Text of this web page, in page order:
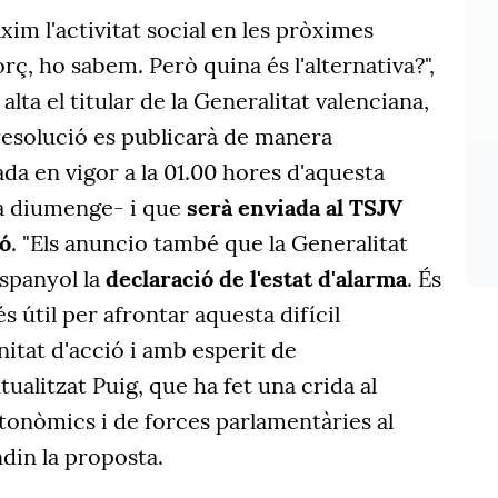
l'activitat social en les pròximes
ho sabem. Però quina és l'alternativa?",
el titular de la Generalitat valenciana,
es publicarà de manera
en vigor a la 01.00 hores d'aquesta
diumenge- i que serà enviada al TSJV
. "Els anuncio també que la Generalitat
la declaració de l'estat d'alarma. És
útil per afrontar aquesta difícil
d'acció i amb esperit de
Puig, que ha fet una crida al
i de forces parlamentàries al
la proposta.